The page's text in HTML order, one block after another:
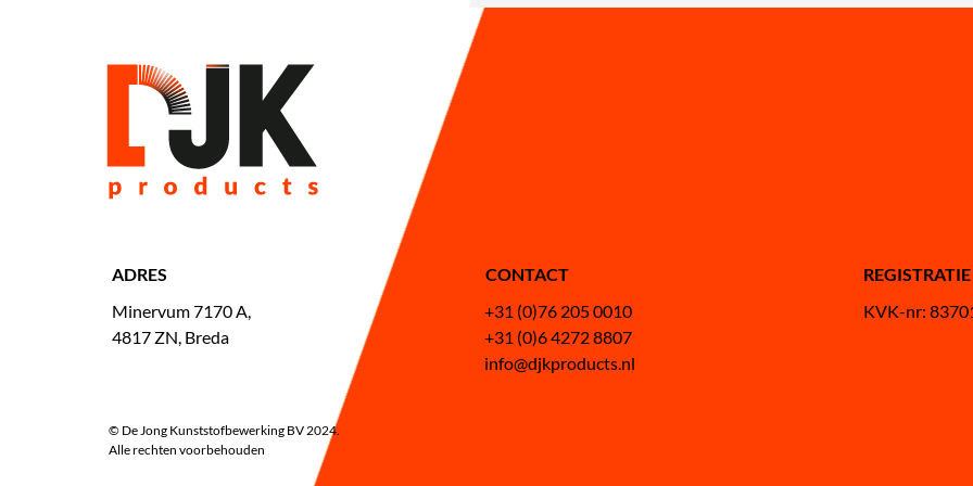
ADRES
Minervum 7170 A,
4817 ZN, Breda
CONTACT
+31 (0)76 205 0010
+31 (0)6 4272 8807
info@djkproducts.nl
REGISTRATIE
KVK-nr:
© De Jong Kunststofbewerking BV 2024.
Alle rechten voorbehouden